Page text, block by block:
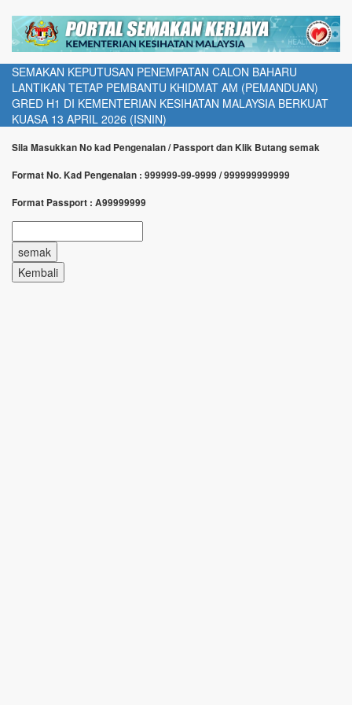
SEMAKAN KEPUTUSAN PENEMPATAN CALON BAHARU
LANTIKAN TETAP PEMBANTU KHIDMAT AM (PEMANDUAN)
GRED H1 DI KEMENTERIAN KESIHATAN MALAYSIA BERKUAT
KUASA 13 APRIL 2026 (ISNIN)
Sila Masukkan No kad Pengenalan / Passport dan Klik Butang semak
Format No. Kad Pengenalan : 999999-99-9999 / 999999999999
Format Passport : A99999999